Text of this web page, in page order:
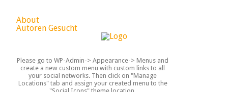
About
Autoren Gesucht
Please go to WP-Admin-> Appearance-> Menus and
create a new custom menu with custom links to all
your social networks. Then click on "Manage
Locations" tab and assign your created menu to the